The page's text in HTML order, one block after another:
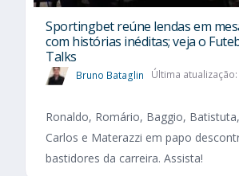
Sportingbet reúne lendas em
com histórias inéditas; veja o
Talks
Bruno Bataglin Última
Ronaldo, Romário, Baggio,
Carlos e Materazzi em papo
bastidores da carreira. Assista!